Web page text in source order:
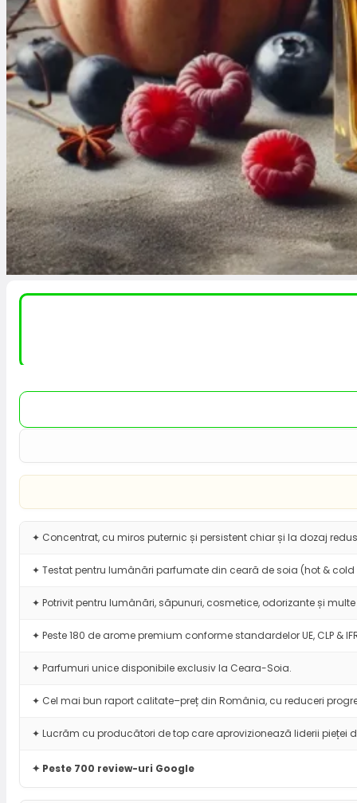
✦ Concentrat, cu miros puternic și persistent chiar și la dozaj
✦ Testat pentru lumânări parfumate din ceară de soia (hot & cold
✦ Potrivit pentru lumânări, săpunuri, cosmetice, odorizante și
✦ Peste 180 de arome premium conforme standardelor UE, CLP &
✦ Parfumuri unice disponibile exclusiv la Ceara-Soia.
✦ Cel mai bun raport calitate–preț din România, cu reduceri
✦ Lucrăm cu producători de top care aprovizionează liderii pieței
✦ Peste 700 review-uri Google